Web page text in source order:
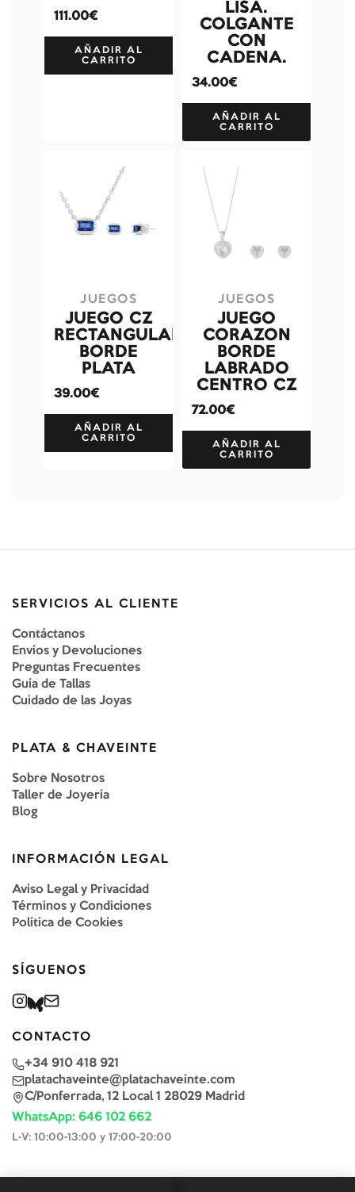
111.00€
AÑADIR AL
CARRITO
LISA.
COLGANTE
CON
CADENA.
34.00€
AÑADIR AL
CARRITO
JUEGOS
JUEGO CZ
RECTANGULAR
BORDE
PLATA
39.00€
AÑADIR AL
CARRITO
JUEGOS
JUEGO
CORAZON
BORDE
LABRADO
CENTRO CZ
72.00€
AÑADIR AL
CARRITO
SERVICIOS AL CLIENTE
Contáctanos
Envíos y Devoluciones
Preguntas Frecuentes
Guía de Tallas
Cuidado de las Joyas
PLATA & CHAVEINTE
Sobre Nosotros
Taller de Joyería
Blog
INFORMACIÓN LEGAL
Aviso Legal y Privacidad
Términos y Condiciones
Política de Cookies
SÍGUENOS
CONTACTO
+34 910 418 921
platachaveinte@platachaveinte.com
C/Ponferrada, 12 Local 1 28029 Madrid
WhatsApp: 646 102 662
L-V: 10:00-13:00 y 17:00-20:00